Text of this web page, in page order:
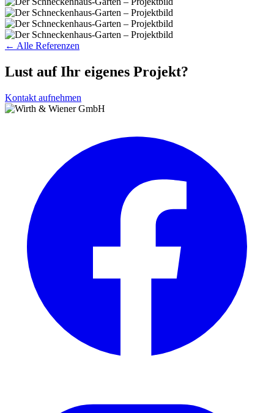
← Alle Referenzen
Lust auf Ihr eigenes Projekt?
Kontakt aufnehmen